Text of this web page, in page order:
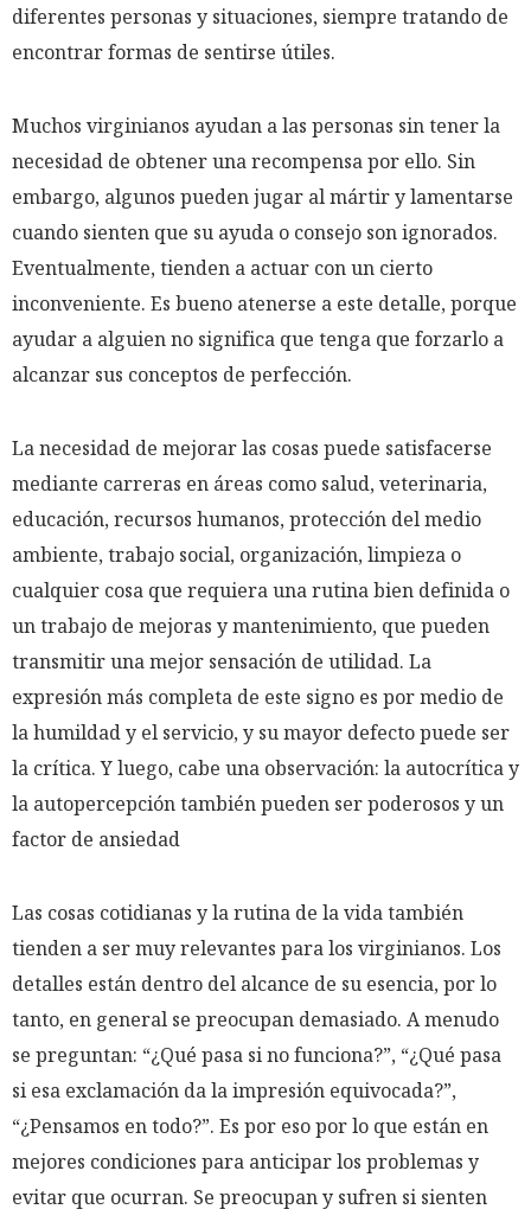
diferentes personas y situaciones, siempre tratando de
encontrar formas de sentirse útiles.
Muchos virginianos ayudan a las personas sin tener la
necesidad de obtener una recompensa por ello. Sin
embargo, algunos pueden jugar al mártir y lamentarse
cuando sienten que su ayuda o consejo son ignorados.
Eventualmente, tienden a actuar con un cierto
inconveniente. Es bueno atenerse a este detalle, porque
ayudar a alguien no significa que tenga que forzarlo a
alcanzar sus conceptos de perfección.
La necesidad de mejorar las cosas puede satisfacerse
mediante carreras en áreas como salud, veterinaria,
educación, recursos humanos, protección del medio
ambiente, trabajo social, organización, limpieza o
cualquier cosa que requiera una rutina bien definida o
un trabajo de mejoras y mantenimiento, que pueden
transmitir una mejor sensación de utilidad. La
expresión más completa de este signo es por medio de
la humildad y el servicio, y su mayor defecto puede ser
la crítica. Y luego, cabe una observación: la autocrítica y
la autopercepción también pueden ser poderosos y un
factor de ansiedad
Las cosas cotidianas y la rutina de la vida también
tienden a ser muy relevantes para los virginianos. Los
detalles están dentro del alcance de su esencia, por lo
tanto, en general se preocupan demasiado. A menudo
se preguntan: “¿Qué pasa si no funciona?”, “¿Qué pasa
si esa exclamación da la impresión equivocada?”,
“¿Pensamos en todo?”. Es por eso por lo que están en
mejores condiciones para anticipar los problemas y
evitar que ocurran. Se preocupan y sufren si sienten